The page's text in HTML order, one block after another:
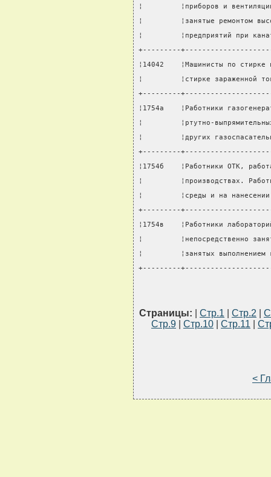
¦         ¦приборов и
¦         ¦занятые ремонтом
¦         ¦предприятий при
+---------
¦14042    ¦Машинисты по
¦         ¦стирке зараженной
+---------
¦1754а    ¦Работники
¦         ¦ртутно-
¦         ¦других
+---------
¦1754б    ¦Работники ОТК,
¦         ¦производствах.
¦         ¦среды и на
+---------
¦1754в    ¦Работники
¦         ¦непосредственно
¦         ¦занятых
+---------
Страницы: Стр.1 Стр.2
Стр.9
Стр.10 Стр.11
<